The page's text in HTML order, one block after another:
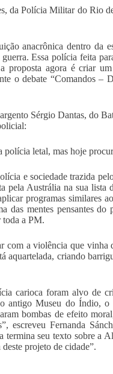
da Polícia Militar do Rio
anacrônica dentro da
Essa polícia feita
proposta agora é criar
o debate “Comandos –
Sérgio Dantas, do
letal, mas hoje
e sociedade trazida
Austrália na sua lista
programas similares
das mentes pensantes
toda a PM.
com a violência que
aquartelada, criando
carioca foram alvo de
antigo Museu do Índio,
bombas de efeito
escreveu Fernanda
termina seu texto sobre a
projeto de cidade”.